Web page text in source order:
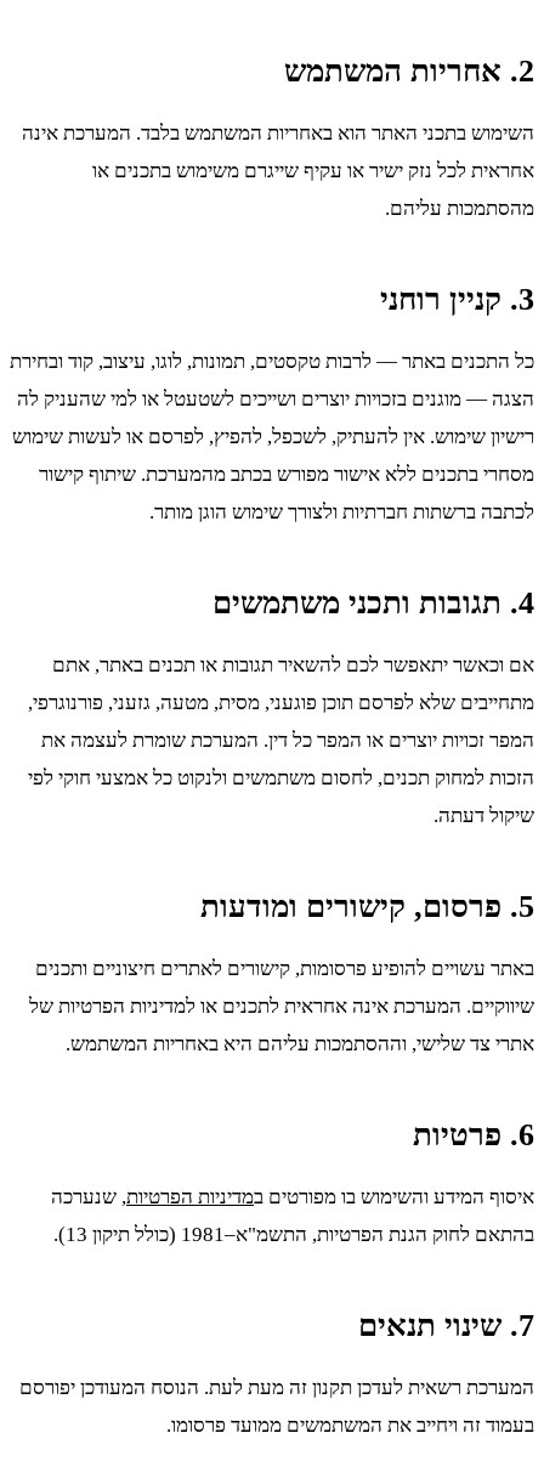
2. אחריות המשתמש
השימוש בתכני האתר הוא באחריות המשתמש בלבד. המערכת אינה
אחראית לכל נזק ישיר או עקיף שייגרם משימוש בתכנים או
מהסתמכות עליהם.
3. קניין רוחני
כל התכנים באתר — לרבות טקסטים, תמונות, לוגו, עיצוב, קוד ובחירת
הצגה — מוגנים בזכויות יוצרים ושייכים לשטעטל או למי שהעניק לה
רישיון שימוש. אין להעתיק, לשכפל, להפיץ, לפרסם או לעשות שימוש
מסחרי בתכנים ללא אישור מפורש בכתב מהמערכת. שיתוף קישור
לכתבה ברשתות חברתיות ולצורך שימוש הוגן מותר.
4. תגובות ותכני משתמשים
אם וכאשר יתאפשר לכם להשאיר תגובות או תכנים באתר, אתם
מתחייבים שלא לפרסם תוכן פוגעני, מסית, מטעה, גזעני, פורנוגרפי,
המפר זכויות יוצרים או המפר כל דין. המערכת שומרת לעצמה את
הזכות למחוק תכנים, לחסום משתמשים ולנקוט כל אמצעי חוקי לפי
שיקול דעתה.
5. פרסום, קישורים ומודעות
באתר עשויים להופיע פרסומות, קישורים לאתרים חיצוניים ותכנים
שיווקיים. המערכת אינה אחראית לתכנים או למדיניות הפרטיות של
אתרי צד שלישי, וההסתמכות עליהם היא באחריות המשתמש.
6. פרטיות
איסוף המידע והשימוש בו מפורטים במדיניות הפרטיות, שנערכה
בהתאם לחוק הגנת הפרטיות, התשמ"א–1981 (כולל תיקון 13).
7. שינוי תנאים
המערכת רשאית לעדכן תקנון זה מעת לעת. הנוסח המעודכן יפורסם
בעמוד זה ויחייב את המשתמשים ממועד פרסומו.